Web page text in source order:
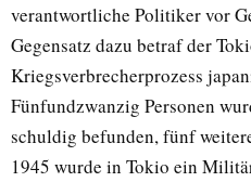
verantwortliche Politiker vor
Gegensatz dazu betraf der
Kriegsverbrecherprozess
Fünfundzwanzig Personen
schuldig befunden, fünf
1945 wurde in Tokio ein